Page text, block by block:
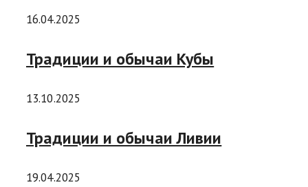
16.04.2025
Традиции и обычаи Кубы
13.10.2025
Традиции и обычаи Ливии
19.04.2025